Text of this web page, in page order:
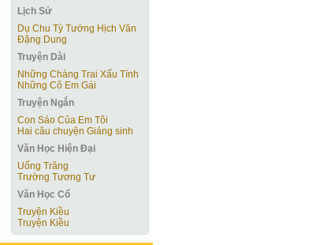
Lịch Sử
Dụ Chu Tỳ Tướng Hịch Văn
Đặng Dung
Truyện Dài
Những Chàng Trai Xấu Tính
Những Cô Em Gái
Truyện Ngắn
Con Sáo Của Em Tôi
Hai câu chuyện Giáng sinh
Văn Học Hiện Ðại
Uống Trăng
Trường Tương Tư
Văn Học Cổ
Truyện Kiều
Truyện Kiều